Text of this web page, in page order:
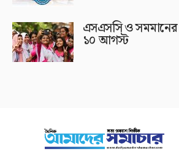
এসএসসি ও
১০ আগস্ট